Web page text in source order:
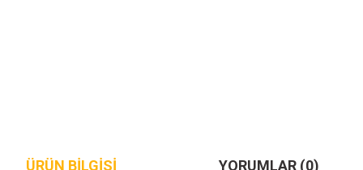
ÜRÜN BILGISI YORUMLAR (0)